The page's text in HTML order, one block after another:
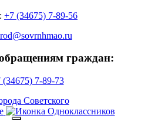
+7 (34675) 7-89-56
граждан:
(34675) 7-89-73